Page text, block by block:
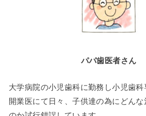
パパ歯医者さん
大学病院の小児歯科に勤務し小児歯科
開業医にて日々、子供達の為にどん